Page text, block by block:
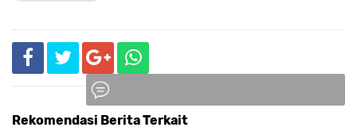
Rekomendasi Berita Terkait